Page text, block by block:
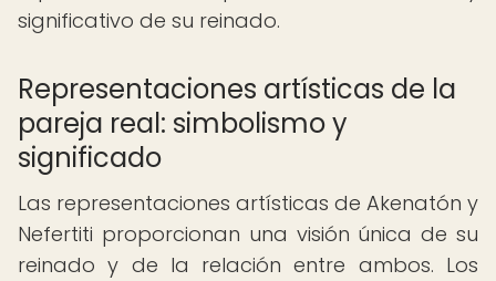
significativo de su reinado.
Representaciones artísticas de la
pareja real: simbolismo y
significado
Las representaciones artísticas de Akenatón y
Nefertiti proporcionan una visión única de su
reinado y de la relación entre ambos. Los